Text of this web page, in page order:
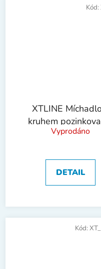
XTLINE
kruhem
šestihranná
Vyprodáno
DETAIL
Kód:
Kód: